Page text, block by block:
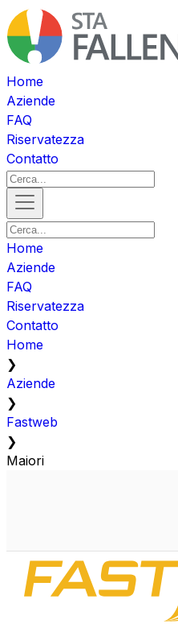
Home
Aziende
FAQ
Riservatezza
Contatto
Home
Aziende
FAQ
Riservatezza
Contatto
Home
❯
Aziende
❯
Fastweb
❯
Maiori